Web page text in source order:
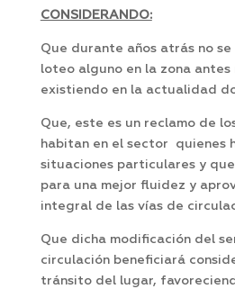
CONSIDERANDO:
Que durante años atrás no
loteo alguno en la zona antes
existiendo en la actualidad
Que, este es un reclamo de
habitan en el sector quienes
situaciones particulares y
para una mejor fluidez y
integral de las vías de
Que dicha modificación del
circulación beneficiará
tránsito del lugar,